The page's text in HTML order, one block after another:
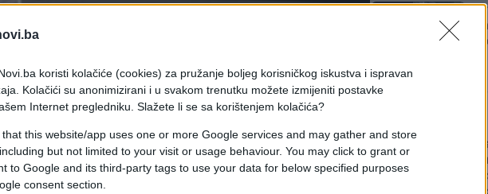
koristi kolačiće (cookies) za pružanje boljeg korisničkog iskustva i ispravan
Kolačići su anonimizirani i u svakom trenutku možete izmijeniti postavke
Internet pregledniku. Slažete li se sa korištenjem kolačića?
that this website/app uses one or more Google services and may gather and store
but not limited to your visit or usage behaviour. You may click to grant or
to Google and its third-party tags to use your data for below specified purposes
consent section.reprezentacije Bosne i Hercegovine,
4